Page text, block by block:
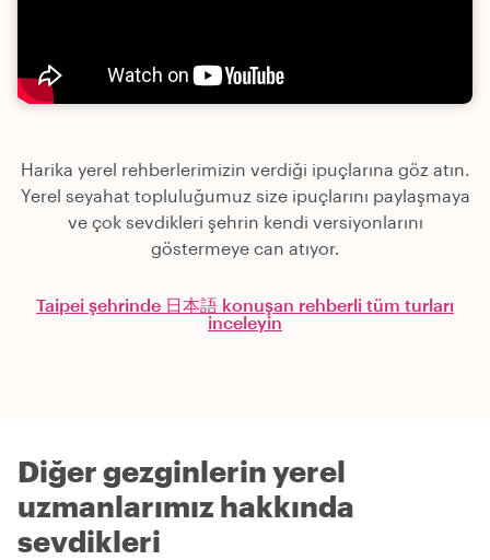
Harika yerel rehberlerimizin verdiği ipuçlarına göz atın.
Yerel seyahat topluluğumuz size ipuçlarını paylaşmaya
ve çok sevdikleri şehrin kendi versiyonlarını
göstermeye can atıyor.
Taipei şehrinde 日本語 konuşan rehberli tüm turları
inceleyin
Diğer gezginlerin yerel
uzmanlarımız hakkında
sevdikleri